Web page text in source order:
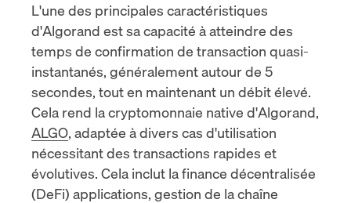
L'une des principales caractéristiques
d'Algorand est sa capacité à atteindre des
temps de confirmation de transaction quasi-
instantanés, généralement autour de 5
secondes, tout en maintenant un débit élevé.
Cela rend la cryptomonnaie native d'Algorand,
ALGO, adaptée à divers cas d'utilisation
nécessitant des transactions rapides et
évolutives. Cela inclut la finance décentralisée
(DeFi) applications, gestion de la chaîne